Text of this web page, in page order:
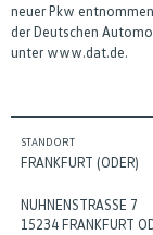
neuer Pkw
der Deutschen
unter www.dat.de.
STANDORT
FRANKFURT (ODER)
NUHNENSTRASSE 7
15234 FRANKFURT